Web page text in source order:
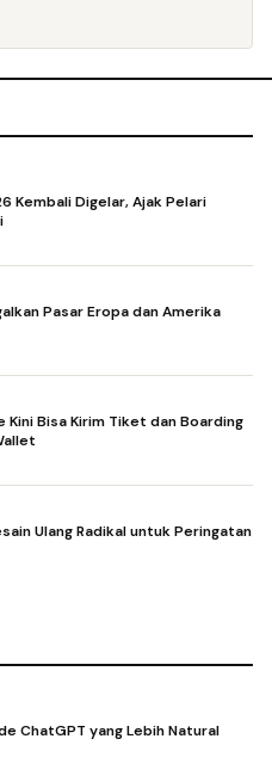
Kembali Digelar, Ajak Pelari
Pasar Eropa dan Amerika
Kini Bisa Kirim Tiket dan Boarding
Ulang Radikal untuk Peringatan
ChatGPT yang Lebih Natural